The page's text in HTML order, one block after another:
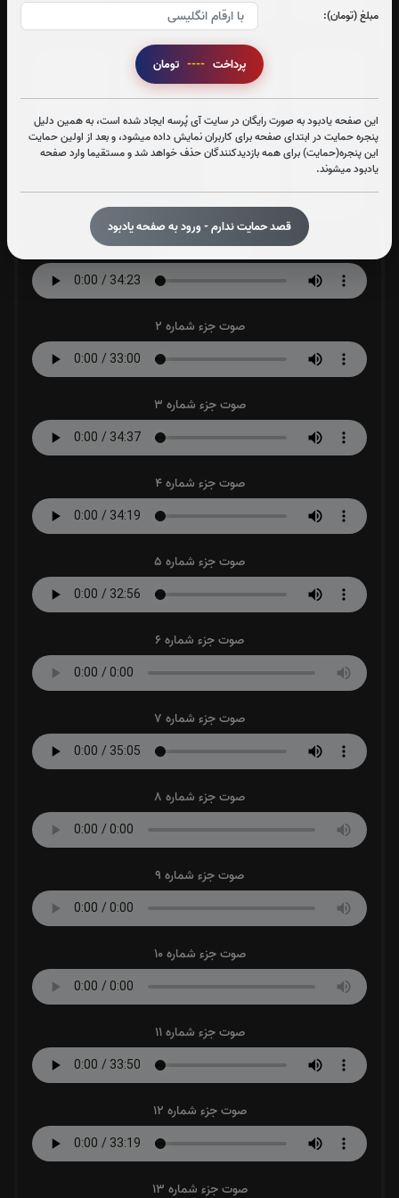
مبلغ (تومان):
پرداخت ----
این صفحه یادبود به صورت رایگان در سایت آی پُرسه ایجاد شده است، به همین دلیل
پنجره حمایت در ابتدای صفحه برای کاربران نمایش داده میشود، و بعد از اولین حمایت
این پنجره(حمایت) برای همه بازدیدکنندگان حذف خواهد شد و مستقیما وارد صفحه
یادبود میشوند.
قصد حمایت ندارم - ورود به صفحه یادبود
0بار
0بار
0بار
0بار
جزء 26
0بار
جزء 27
0بار
0بار
جزء 29
صوت جزء شماره 1
صوت جزء شماره 2
صوت جزء شماره 3
صوت جزء شماره 4
صوت جزء شماره 5
صوت جزء شماره 6
صوت جزء شماره 7
صوت جزء شماره 8
صوت جزء شماره 9
صوت جزء شماره 10
صوت جزء شماره 11
صوت جزء شماره 12
صوت جزء شماره 13